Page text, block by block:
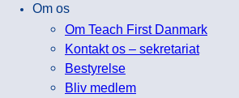
Om os
Om Teach First Danmark
Kontakt os – sekretariat
Bestyrelse
Bliv medlem